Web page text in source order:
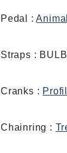
Pedal :Animal
Straps :
Cranks :
Chainring :